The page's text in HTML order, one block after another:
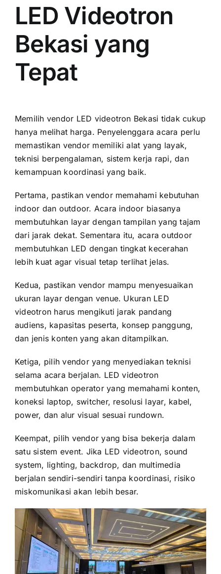
LED Videotron
Bekasi yang
Tepat
Memilih vendor LED videotron Bekasi tidak cukup
hanya melihat harga. Penyelenggara acara perlu
memastikan vendor memiliki alat yang layak,
teknisi berpengalaman, sistem kerja rapi, dan
kemampuan koordinasi yang baik.
Pertama, pastikan vendor memahami kebutuhan
indoor dan outdoor. Acara indoor biasanya
membutuhkan layar dengan tampilan yang tajam
dari jarak dekat. Sementara itu, acara outdoor
membutuhkan LED dengan tingkat kecerahan
lebih kuat agar visual tetap terlihat jelas.
Kedua, pastikan vendor mampu menyesuaikan
ukuran layar dengan venue. Ukuran LED
videotron harus mengikuti jarak pandang
audiens, kapasitas peserta, konsep panggung,
dan jenis konten yang akan ditampilkan.
Ketiga, pilih vendor yang menyediakan teknisi
selama acara berjalan. LED videotron
membutuhkan operator yang memahami konten,
koneksi laptop, switcher, resolusi layar, kabel,
power, dan alur visual sesuai rundown.
Keempat, pilih vendor yang bisa bekerja dalam
satu sistem event. Jika LED videotron, sound
system, lighting, backdrop, dan multimedia
berjalan sendiri-sendiri tanpa koordinasi, risiko
miskomunikasi akan lebih besar.